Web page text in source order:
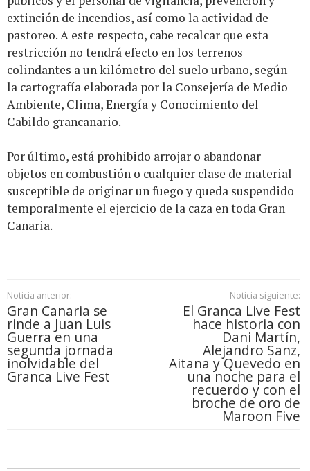
extinción de incendios, así como la actividad de
pastoreo. A este respecto, cabe recalcar que esta
restricción no tendrá efecto en los terrenos
colindantes a un kilómetro del suelo urbano, según
la cartografía elaborada por la Consejería de Medio
Ambiente, Clima, Energía y Conocimiento del
Cabildo grancanario.
Por último, está prohibido arrojar o abandonar
objetos en combustión o cualquier clase de material
susceptible de originar un fuego y queda suspendido
temporalmente el ejercicio de la caza en toda Gran
Canaria.
Noticia anterior:
Gran Canaria se
rinde a Juan Luis
Guerra en una
segunda jornada
inolvidable del
Granca Live Fest
Noticia siguiente:
El Granca Live Fest
hace historia con
Dani Martín,
Alejandro Sanz,
Aitana y Quevedo en
una noche para el
recuerdo y con el
broche de oro de
Maroon Five